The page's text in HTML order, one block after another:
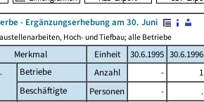
- Ergänzungserhebung am 30. Juni
Hoch- und Tiefbau; alle Betriebe
Merkmal Einheit 30.6.1995 30.6.1996
Betriebe Anzahl - 1
Beschäftigte
Personen - .